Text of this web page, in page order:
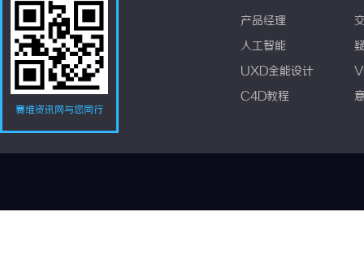
赛维资讯网与您同行
产品经理
人工智能
UXD全能设计
C4D教程